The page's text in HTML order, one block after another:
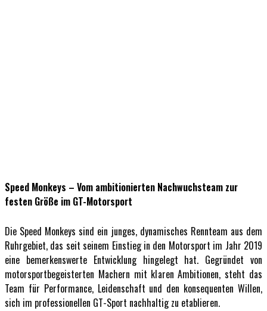
Speed Monkeys – Vom ambitionierten Nachwuchsteam zur
festen Größe im GT-Motorsport
Die Speed Monkeys sind ein junges, dynamisches Rennteam aus dem
Ruhrgebiet, das seit seinem Einstieg in den Motorsport im Jahr 2019
eine bemerkenswerte Entwicklung hingelegt hat. Gegründet von
motorsportbegeisterten Machern mit klaren Ambitionen, steht das
Team für Performance, Leidenschaft und den konsequenten Willen,
sich im professionellen GT-Sport nachhaltig zu etablieren.